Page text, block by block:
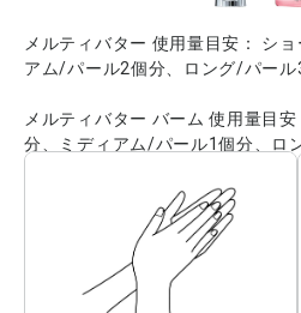
メルティバター 使用量目安： シ
アム/パール2個分、ロング/パール
メルティバター バーム 使用量目
分、ミディアム/パール1個分、ロ